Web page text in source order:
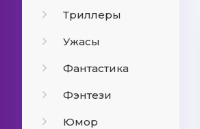
Триллеры
Ужасы
Фантастика
Фэнтези
Юмор